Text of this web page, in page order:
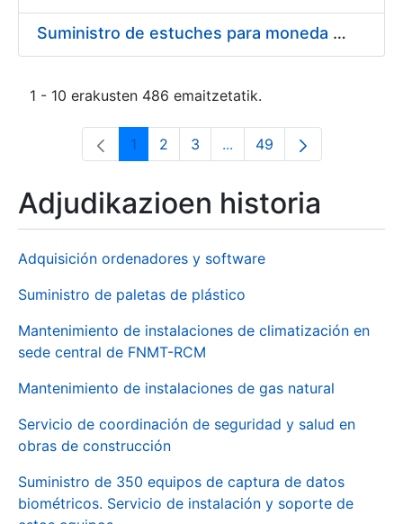
Suministro de estuches para moneda de 30 €
1 - 10 erakusten 486 emaitzetatik.
Orrialdea
1 Orrialdea
2 Orrialdea
3 ...Intermediate Pages Use
Orrialdea
49
Adjudikazioen historia
Adquisición ordenadores y software
Suministro de paletas de plástico
Mantenimiento de instalaciones de climatización en
sede central de FNMT-RCM
Mantenimiento de instalaciones de gas natural
Servicio de coordinación de seguridad y salud en
obras de construcción
Suministro de 350 equipos de captura de datos
biométricos. Servicio de instalación y soporte de